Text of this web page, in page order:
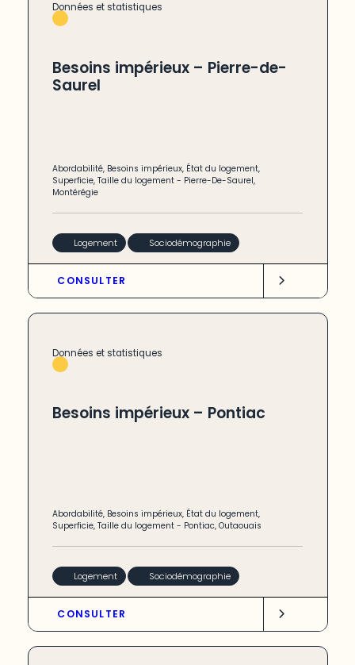
Données et statistiques
Besoins impérieux – Pierre-de-
Saurel
Abordabilité, Besoins impérieux, État du logement,
Superficie,Taille du logement - Pierre-De-Saurel,
Montérégie
Logement Sociodémographie
CONSULTER
Données et statistiques
Besoins impérieux – Pontiac
Abordabilité, Besoins impérieux, État du logement,
Superficie,Taille du logement - Pontiac,Outaouais
Logement Sociodémographie
CONSULTER